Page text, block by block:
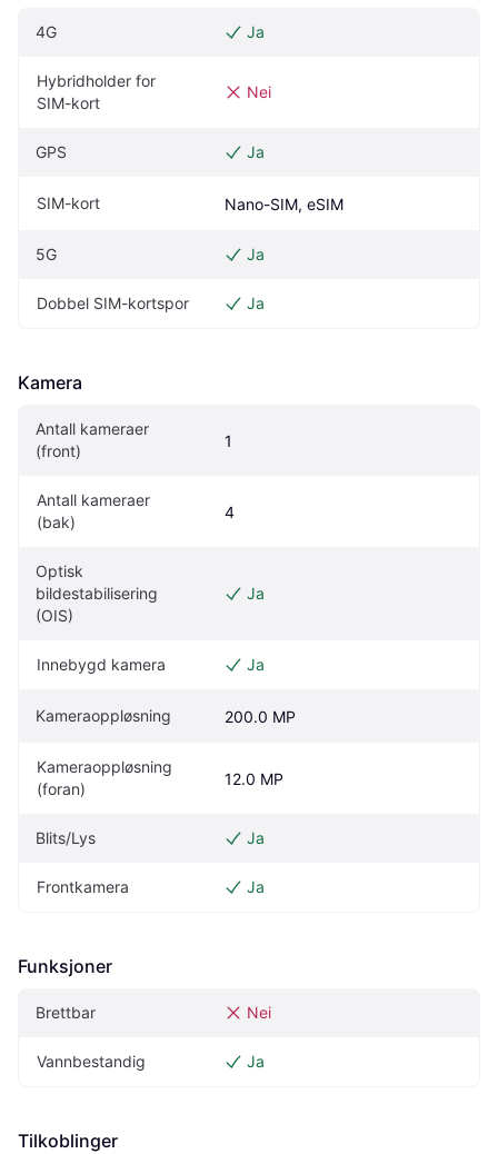
4G Ja
Hybridholder for
SIM-kort
Nei
GPS Ja
SIM-kort Nano-SIM, eSIM
5G Ja
Dobbel SIM-kortspor Ja
Kamera
Antall kameraer
(front)
1
Antall kameraer
(bak)
4
Optisk
bildestabilisering
(OIS)
Ja
Innebygd kamera Ja
Kameraoppløsning 200.0 MP
Kameraoppløsning
(foran)
12.0 MP
Blits/Lys Ja
Frontkamera Ja
Funksjoner
Brettbar Nei
Vannbestandig Ja
Tilkoblinger